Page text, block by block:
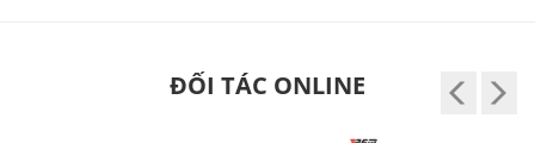
ĐỐI TÁC ONLINE